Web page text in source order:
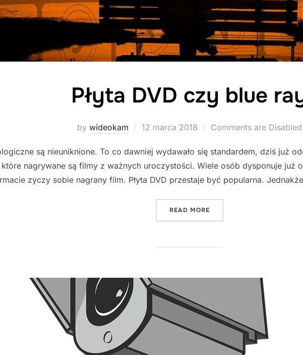
Płyta DVD czy blue
by wideokam
Posted
12 marca 2018 Comments are Disabled
są nieuniknione. To co dawniej wydawało się standardem, dziś już
które nagrywane są filmy z ważnych uroczystości. Wiele osób dysponuje już
zyczy sobie nagrany film. Płyta DVD przestaje być popularna.
READ MORE